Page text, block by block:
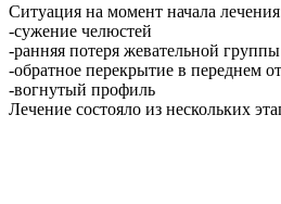
Ситуация на момент начала
-сужение челюстей
-ранняя потеря жевательной
-обратное перекрытие в переднем
-вогнутый профиль
Лечение состояло из нескольких